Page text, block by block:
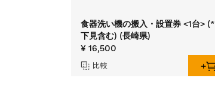
食器洗い機の搬入・設置券 <1台> (*
下見含む) (長崎県)
¥ 16,500
比較